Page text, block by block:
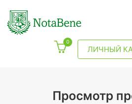
0
ЛИЧНЫЙ
Просмотр